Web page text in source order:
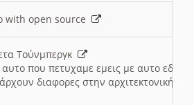
with open source
Τούνμπεργκ
αυτο που πετυχαμε εμεις με αυτο εδω
διαφορες στην αρχιτεκτονική